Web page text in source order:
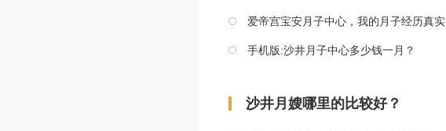
爱帝宫宝安月子中心，我的月子经历真实分享！
手机版:沙井月子中心多少钱一月？
沙井月嫂哪里的比较好？